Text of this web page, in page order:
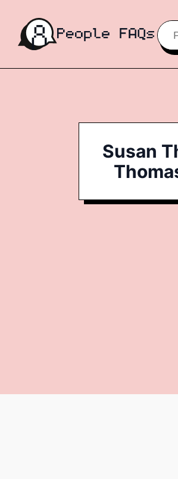
Susan